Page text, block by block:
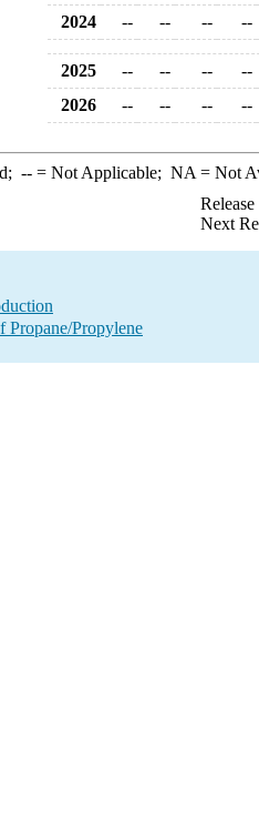
2024
-- -- -- --
2025 -- -- --
--
2026
-- -- -- --
--= Not Applicable; NA = Not
Next
Propane/Propylene